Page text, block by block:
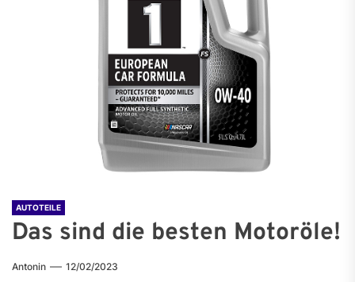
AUTOTEILE
Das sind die besten Motoröle!
Antonin 12/02/2023